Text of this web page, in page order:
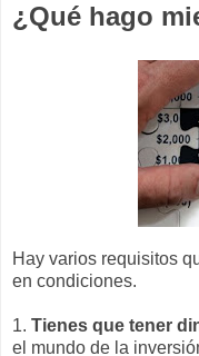
¿Qué hago
Hay varios requisitos
en condiciones.
1. Tienes que tener
el mundo de la